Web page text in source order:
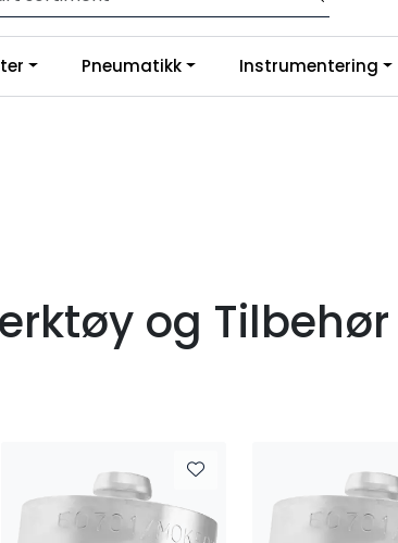
hos oss, så tilpasser og monterer vi etter dine
Pneumatikk Instrumentering
og Tilbehør